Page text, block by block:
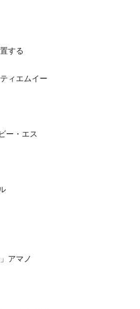
する
ィエムイー
ー・エス
アマノ